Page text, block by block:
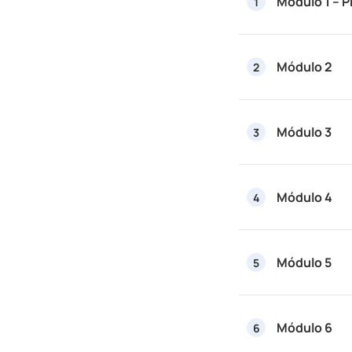
2 Módulo 2
3 Módulo 3
4 Módulo 4
5 Módulo 5
6 Módulo 6